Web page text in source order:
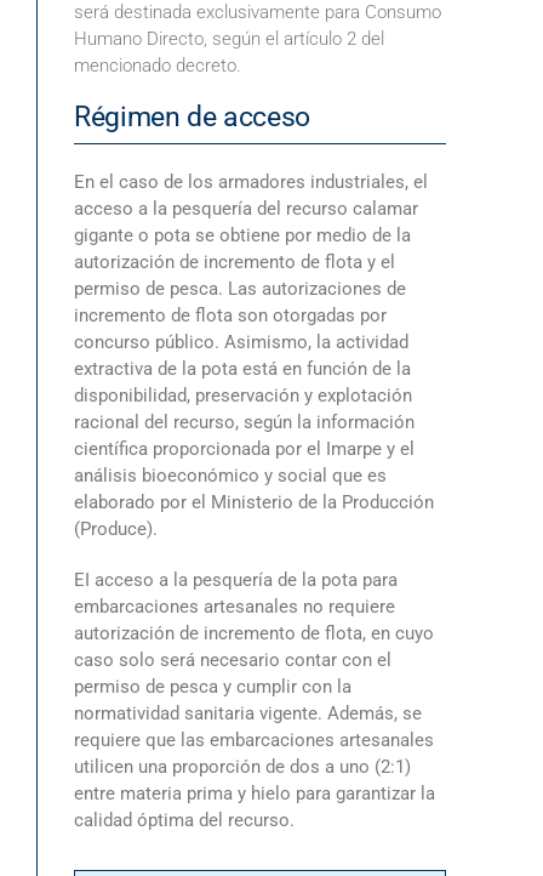
será destinada exclusivamente para Consumo
Humano Directo, según el artículo 2 del
mencionado decreto.
Régimen de acceso
En el caso de los armadores industriales, el
acceso a la pesquería del recurso calamar
gigante o pota se obtiene por medio de la
autorización de incremento de flota y el
permiso de pesca. Las autorizaciones de
incremento de flota son otorgadas por
concurso público. Asimismo, la actividad
extractiva de la pota está en función de la
disponibilidad, preservación y explotación
racional del recurso, según la información
científica proporcionada por el Imarpe y el
análisis bioeconómico y social que es
elaborado por el Ministerio de la Producción
(Produce).
EI acceso a la pesquería de la pota para
embarcaciones artesanales no requiere
autorización de incremento de flota, en cuyo
caso solo será necesario contar con el
permiso de pesca y cumplir con la
normatividad sanitaria vigente. Además, se
requiere que las embarcaciones artesanales
utilicen una proporción de dos a uno (2:1)
entre materia prima y hielo para garantizar la
calidad óptima del recurso.